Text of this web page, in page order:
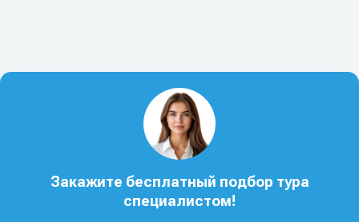
Закажите бесплатный подбор тура
специалистом!